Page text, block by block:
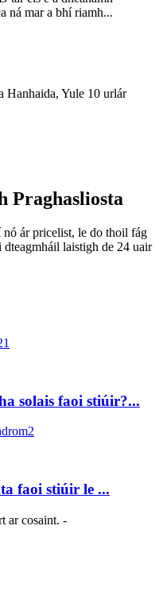
ná mar a bhí riamh...
Hanhaida, Yule 10 urlár
Praghasliosta
ár pricelist, le do thoil fág
laistigh de 24 uair
solais faoi stiúir?...
faoi stiúir le ...
ar cosaint. -